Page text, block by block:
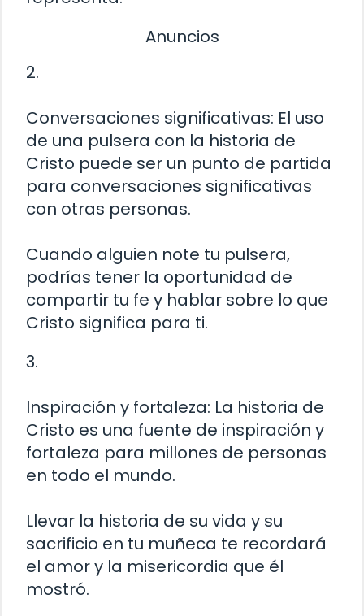
Anuncios
2.
Conversaciones significativas: El uso
de una pulsera con la historia de
Cristo puede ser un punto de partida
para conversaciones significativas
con otras personas.
Cuando alguien note tu pulsera,
podrías tener la oportunidad de
compartir tu fe y hablar sobre lo que
Cristo significa para ti.
3.
Inspiración y fortaleza: La historia de
Cristo es una fuente de inspiración y
fortaleza para millones de personas
en todo el mundo.
Llevar la historia de su vida y su
sacrificio en tu muñeca te recordará
el amor y la misericordia que él
mostró.